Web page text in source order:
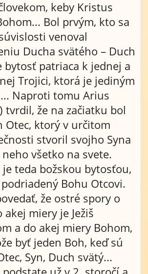
keby Kristus
Bol prvým, kto sa
venoval
Ducha svätého – Duch
bytosť patriaca k jednej a
Trojici, ktorá je jediným
Naproti tomu Arius
tvrdil, že na začiatku bol
Otec, ktorý v určitom
stvoril svojho Syna
neho všetko na svete.
teda božskou bytosťou,
Bohu Otcovi.
že ostré spory o
akej miery je Ježiš
a do akej miery Bohom,
byť jeden Boh, keď sú
Syn, Duch svätý...